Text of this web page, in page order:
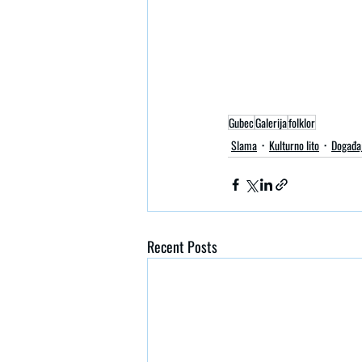
GubecGalerijafolklor
Slama
Kulturno lito
Recent Posts